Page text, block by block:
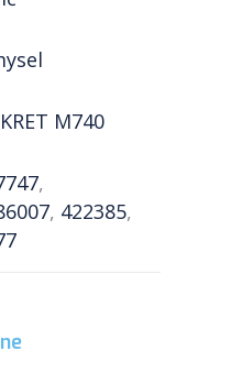
M740
,
, 422385,